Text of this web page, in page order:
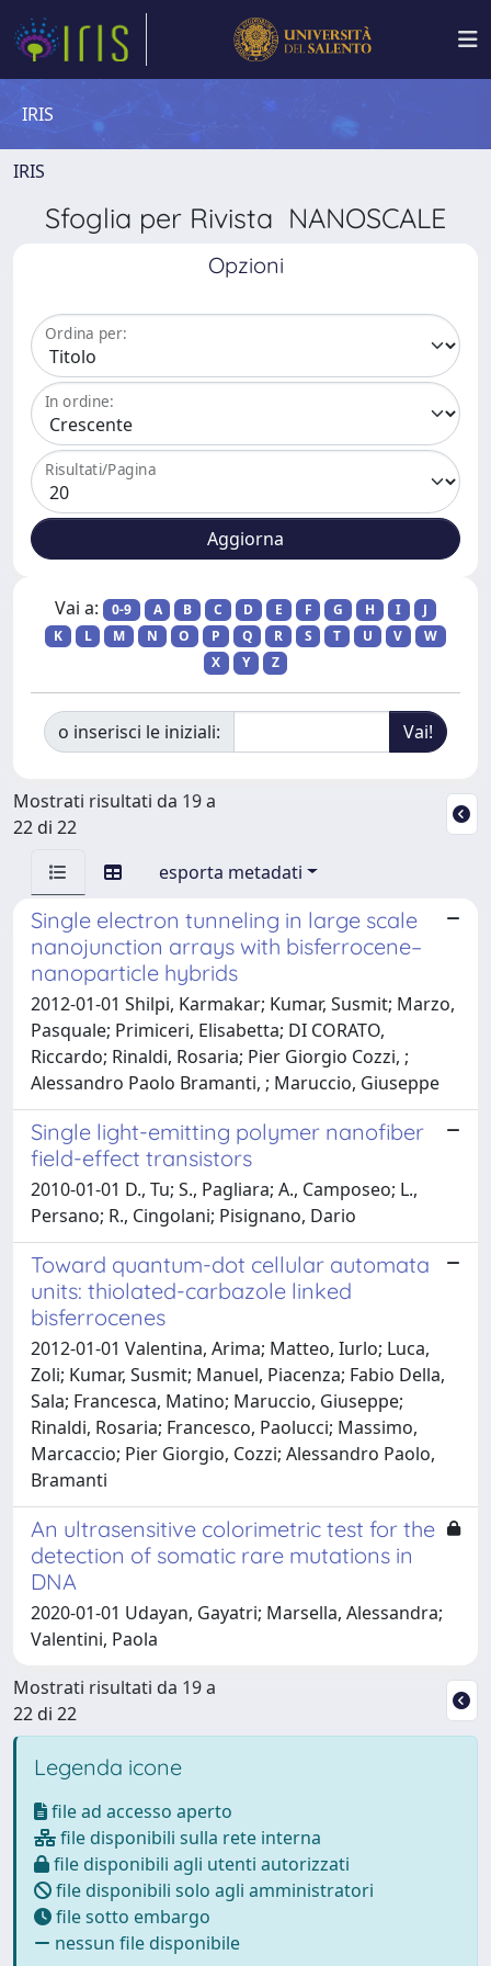
IRIS
IRIS
Sfoglia per Rivista NANOSCALE
Opzioni
Ordina per:
In ordine:
Risultati/Pagina
Vai a: 0-9 A B C D E F G H I
J
K
L M N O P Q R S T U V
W
X
Y Z
o inserisci le iniziali:
Mostrati risultati da 19 a
22 di 22
esporta metadati
Single electron tunneling in large scale
nanojunction arrays with bisferrocene–
nanoparticle hybrids
2012-01-01 Shilpi, Karmakar; Kumar, Susmit; Marzo,
Pasquale; Primiceri, Elisabetta; DI CORATO,
Riccardo; Rinaldi, Rosaria; Pier Giorgio Cozzi, ;
Alessandro Paolo Bramanti, ; Maruccio, Giuseppe
Single light-emitting polymer nanofiber
field-effect transistors
2010-01-01 D., Tu; S., Pagliara; A., Camposeo; L.,
Persano; R., Cingolani; Pisignano, Dario
Toward quantum-dot cellular automata
units: thiolated-carbazole linked
bisferrocenes
2012-01-01 Valentina, Arima; Matteo, Iurlo; Luca,
Zoli; Kumar, Susmit; Manuel, Piacenza; Fabio Della,
Sala; Francesca, Matino; Maruccio, Giuseppe;
Rinaldi, Rosaria; Francesco, Paolucci; Massimo,
Marcaccio; Pier Giorgio, Cozzi; Alessandro Paolo,
Bramanti
An ultrasensitive colorimetric test for the
detection of somatic rare mutations in
DNA
2020-01-01 Udayan, Gayatri; Marsella, Alessandra;
Valentini, Paola
Mostrati risultati da 19 a
22 di 22
Legenda icone
file ad accesso aperto
file disponibili sulla rete interna
file disponibili agli utenti autorizzati
file disponibili solo agli amministratori
file sotto embargo
nessun file disponibile